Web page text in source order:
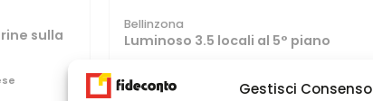
Gestisci Consenso
sulla
Bellinzona
Luminoso 3.5 locali al 5° piano